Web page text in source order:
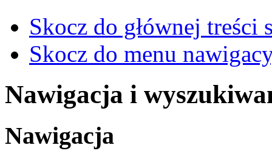
Skocz do głównej treści
Skocz do menu
Nawigacja i
Nawigacja